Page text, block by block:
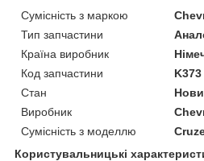
Сумісність з маркою
Тип запчастини
Країна виробник
Код запчастини
K373
Стан
Виробник
Сумісність з моделлю
Користувальницькі